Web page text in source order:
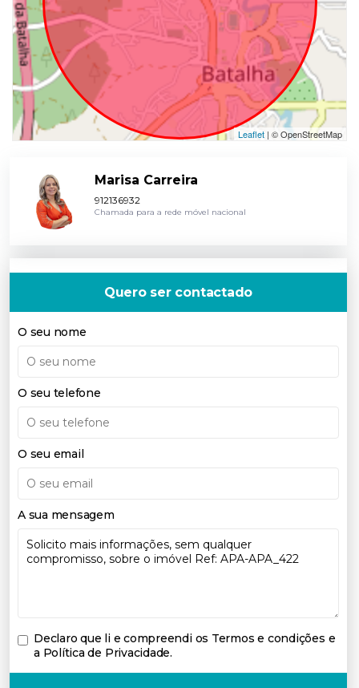
Leaflet | © OpenStreetMap
Marisa Carreira
912136932
Chamada para a rede móvel nacional
Quero ser contactado
O seu nome
O seu telefone
O seu email
A sua mensagem
Declaro que li e compreendi os Termos e condições e
a Política de Privacidade.